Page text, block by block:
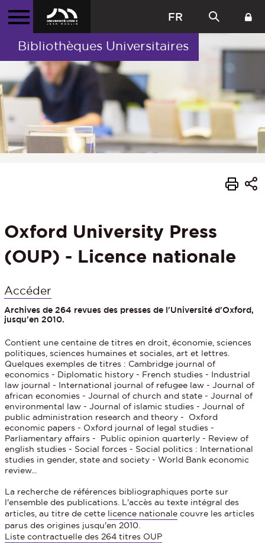
FR
Bibliothèques Universitaires
Oxford University Press
(OUP) - Licence nationale
Accéder
Archives de 264 revues des presses de l'Université d'Oxford,
jusqu'en 2010.
Contient une centaine de titres en droit, économie, sciences
politiques, sciences humaines et sociales, art et lettres.
Quelques exemples de titres : Cambridge journal of
economics - Diplomatic history - French studies - Industrial
law journal - International journal of refugee law - Journal of
african economies - Journal of church and state - Journal of
environmental law - Journal of islamic studies - Journal of
public administration research and theory - Oxford
economic papers - Oxford journal of legal studies -
Parliamentary affairs - Public opinion quarterly - Review of
english studies - Social forces - Social politics : International
studies in gender, state and society - World Bank economic
review...
La recherche de références bibliographiques porte sur
l'ensemble des publications. L'accès au texte intégral des
articles, au titre de cette licence nationale couvre les articles
parus des origines jusqu'en 2010.
Liste contractuelle des 264 titres OUP